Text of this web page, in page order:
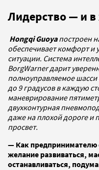
Лидерство — и
Hongqi Guoyaпостроен
обеспечивает комфорт
ситуации. Система
BorgWarner дарит
полноуправляемое шасси
до 9 градусов в каждую
маневрирование
двухконтурная
даже на плохой дороге и
просвет.
— Как предпринимателю
желание развиваться,
останавливаться,